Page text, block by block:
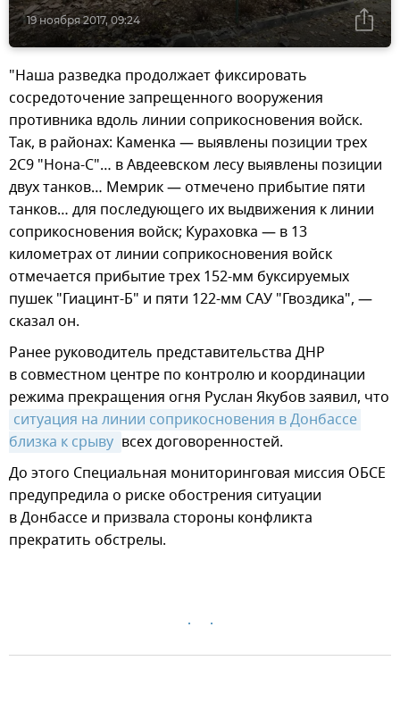
19 ноября 2017, 09:24
"Наша разведка продолжает фиксировать
сосредоточение запрещенного вооружения
противника вдоль линии соприкосновения войск.
Так, в районах: Каменка — выявлены позиции трех
2С9 "Нона-С"… в Авдеевском лесу выявлены позиции
двух танков… Мемрик — отмечено прибытие пяти
танков… для последующего их выдвижения к линии
соприкосновения войск; Кураховка — в 13
километрах от линии соприкосновения войск
отмечается прибытие трех 152-мм буксируемых
пушек "Гиацинт-Б" и пяти 122-мм САУ "Гвоздика", —
сказал он.
Ранее руководитель представительства ДНР
в совместном центре по контролю и координации
режима прекращения огня Руслан Якубов заявил, что
ситуация на линии соприкосновения в Донбассе
близка к срыву всех договоренностей.
До этого Специальная мониторинговая миссия ОБСЕ
предупредила о риске обострения ситуации
в Донбассе и призвала стороны конфликта
прекратить обстрелы.